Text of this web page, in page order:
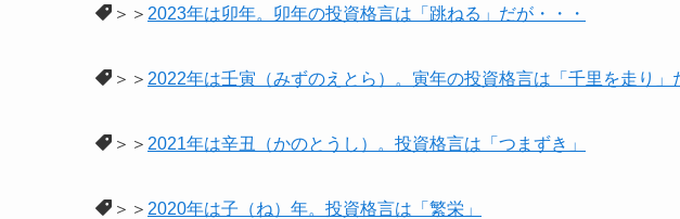
＞＞ 2023年は卯年。卯年の投資格言は「跳ねる」だが・・・
＞＞ 2022年は壬寅（みずのえとら）。寅年の投資格言は「千里を走り」
＞＞ 2021年は辛丑（かのとうし）。投資格言は「つまずき」
＞＞ 2020年は子（ね）年。投資格言は「繁栄」